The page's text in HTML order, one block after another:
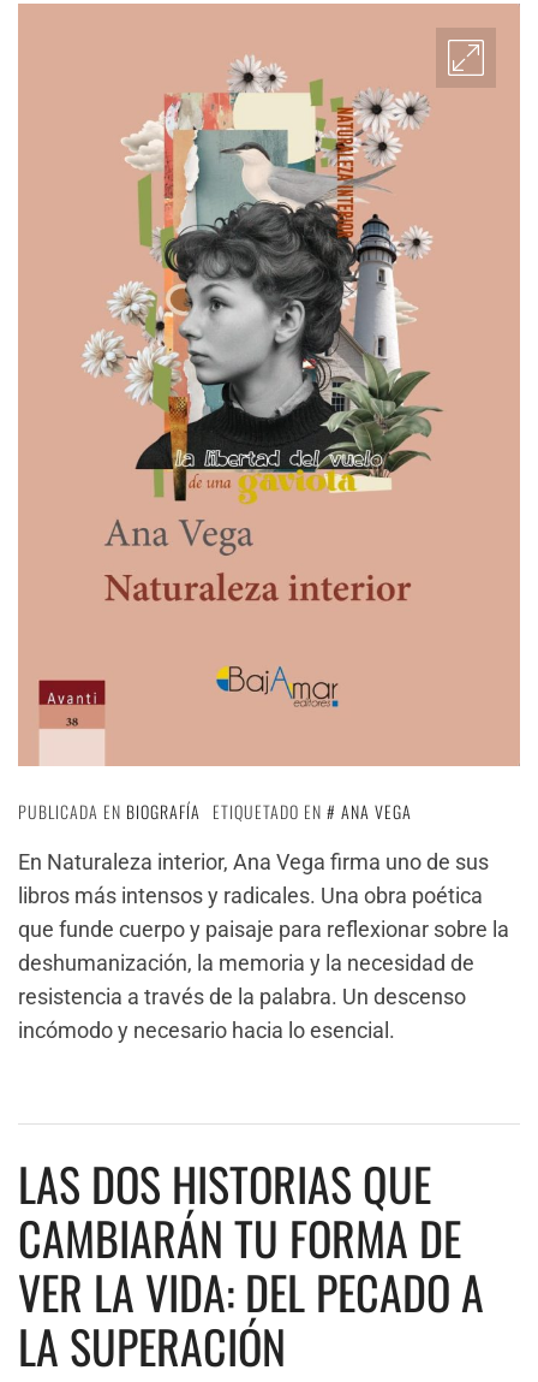
PUBLICADA EN BIOGRAFÍA ETIQUETADO EN
ANA VEGA
En Naturaleza interior, Ana Vega firma uno de sus
libros más intensos y radicales. Una obra poética
que funde cuerpo y paisaje para reflexionar sobre la
deshumanización, la memoria y la necesidad de
resistencia a través de la palabra. Un descenso
incómodo y necesario hacia lo esencial.
LAS DOS HISTORIAS QUE
CAMBIARÁN TU FORMA DE
VER LA VIDA: DEL PECADO A
LA SUPERACIÓN